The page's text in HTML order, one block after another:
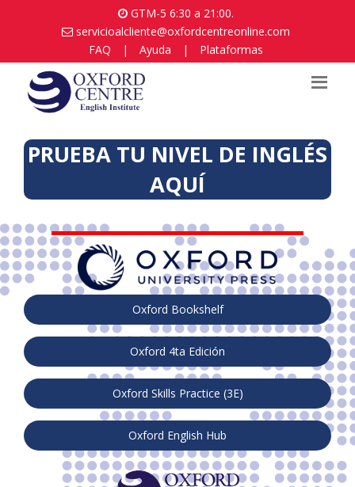
GTM-5 6:30 a 21:00.
servicioalcliente@oxfordcentreonline.com
FAQ
| Ayuda | Plataformas
PRUEBA TU NIVEL DE INGLÉS
AQUÍ
Oxford Bookshelf
Oxford 4ta Edición
Oxford Skills Practice (3E)
Oxford English Hub